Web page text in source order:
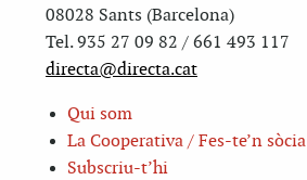
08028 Sants (Barcelona)
Tel. 935 27 09 82 / 661 493 117
directa@directa.cat
Qui som
La Cooperativa / Fes-te’n sòcia
Subscriu-t’hi